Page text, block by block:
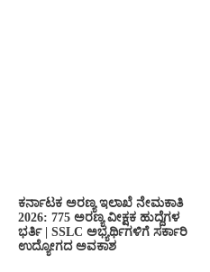
ಕರ್ನಾಟಕ ಅರಣ್ಯ ಇಲಾಖೆ ನೇಮಕಾತಿ
2026: 775 ಅರಣ್ಯ ವೀಕ್ಷಕ ಹುದ್ದೆಗಳ
ಭರ್ತಿ | SSLC ಅಭ್ಯರ್ಥಿಗಳಿಗೆ ಸರ್ಕಾರಿ
ಉದ್ಯೋಗದ ಅವಕಾಶ